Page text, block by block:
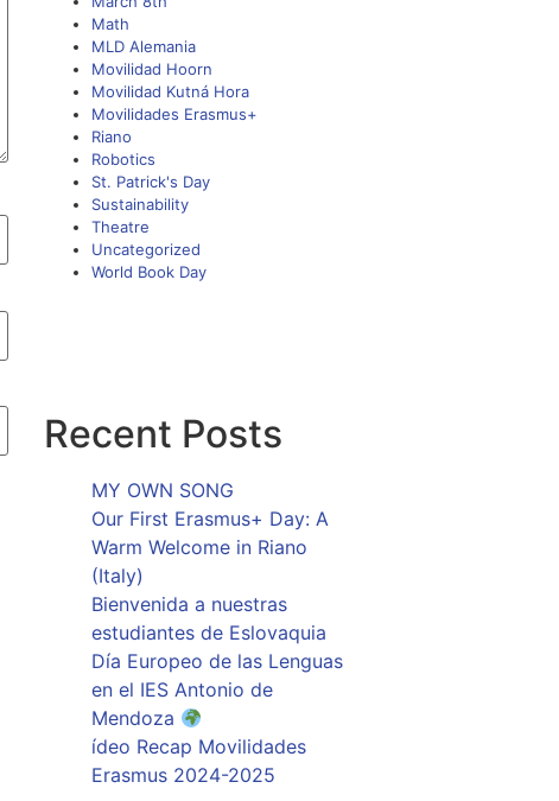
Math
MLD Alemania
Movilidad Hoorn
Movilidad Kutná Hora
Movilidades Erasmus+
Riano
Robotics
St. Patrick's Day
Sustainability
Theatre
Uncategorized
World Book Day
Recent Posts
MY OWN SONG
Our First Erasmus+ Day: A
Warm Welcome in Riano
(Italy)
Bienvenida a nuestras
estudiantes de Eslovaquia
Día Europeo de las Lenguas
en el IES Antonio de
Mendoza
ídeo Recap Movilidades
Erasmus 2024-2025